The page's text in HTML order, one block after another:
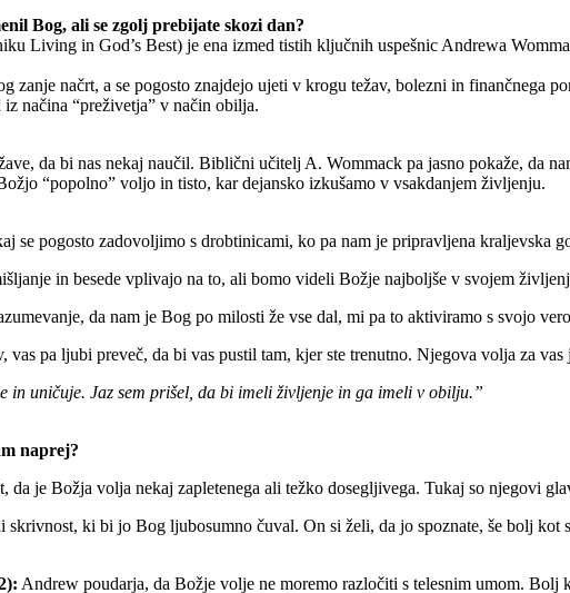
Bog, ali se zgolj prebijate skozi dan?
Living in God’s Best) je ena izmed tistih ključnih uspešnic Andrewa
zanje načrt, a se pogosto znajdejo ujeti v krogu težav, bolezni in
načina “preživetja” v način obilja.
da bi nas nekaj naučil. Biblični učitelj A. Wommack pa jasno pokaže, da
“popolno” voljo in tisto, kar dejansko izkušamo v vsakdanjem življenju.
se pogosto zadovoljimo s drobtinicami, ko pa nam je pripravljena kraljevska
in besede vplivajo na to, ali bomo videli Božje najboljše v svojem
da nam je Bog po milosti že vse dal, mi pa to aktiviramo s svojo
vas pa ljubi preveč, da bi vas pustil tam, kjer ste trenutno. Njegova volja za
in uničuje. Jaz sem prišel, da bi imeli življenje in ga imeli v obilju.”
naprej?
je Božja volja nekaj zapletenega ali težko dosegljivega. Tukaj so njegovi
skrivnost, ki bi jo Bog ljubosumno čuval. On si želi, da jo spoznate, še bolj
Andrew poudarja, da Božje volje ne moremo razločiti s telesnim umom. Bolj